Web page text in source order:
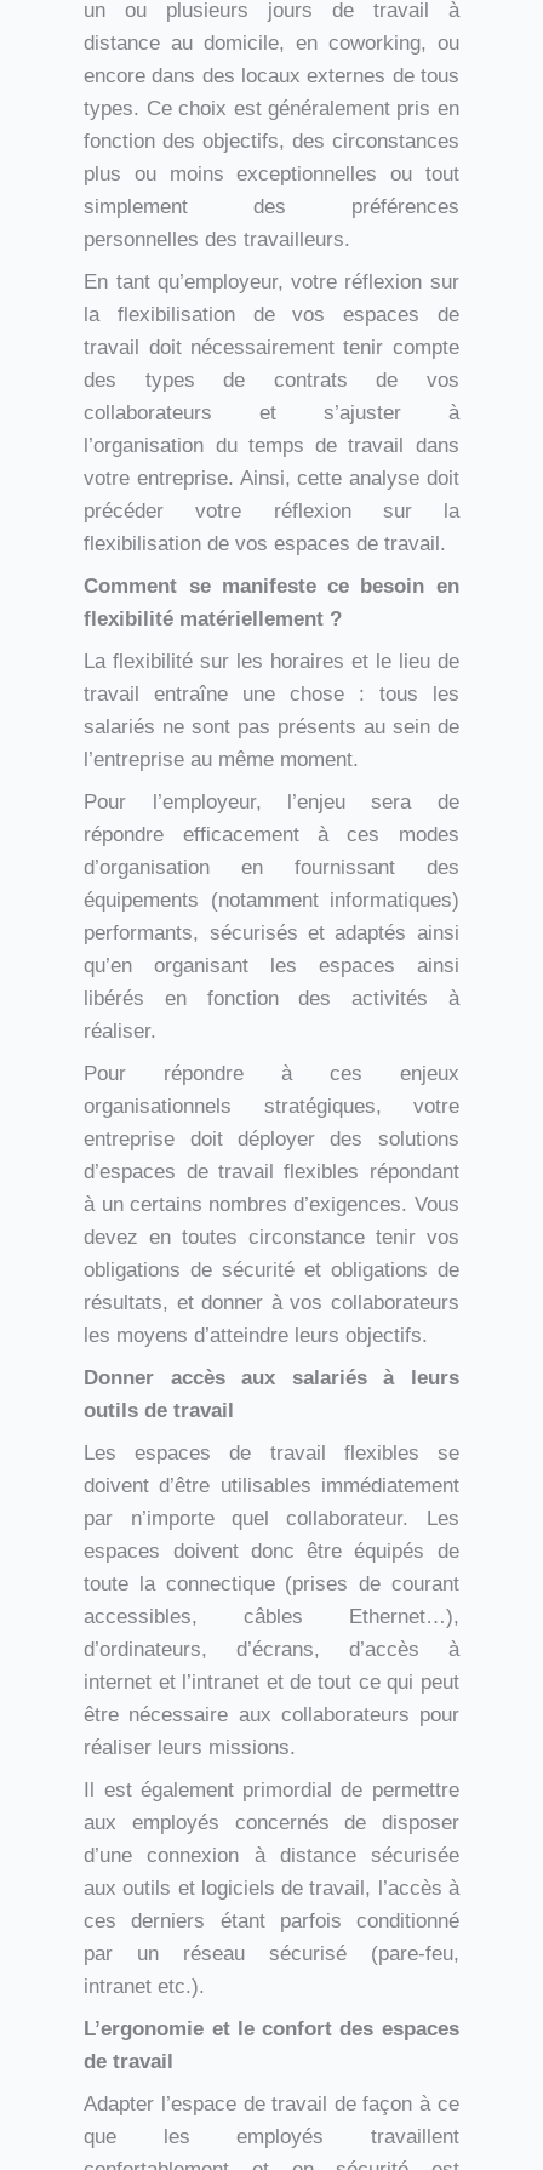
un ou plusieurs jours de travail à
distance au domicile, en coworking, ou
encore dans des locaux externes de tous
types. Ce choix est généralement pris en
fonction des objectifs, des circonstances
plus ou moins exceptionnelles ou tout
simplement des préférences
personnelles des travailleurs.
En tant qu’employeur, votre réflexion sur
la flexibilisation de vos espaces de
travail doit nécessairement tenir compte
des types de contrats de vos
collaborateurs et s’ajuster à
l’organisation du temps de travail dans
votre entreprise. Ainsi, cette analyse doit
précéder votre réflexion sur la
flexibilisation de vos espaces de travail.
Comment se manifeste ce besoin en
flexibilité matériellement ?
La flexibilité sur les horaires et le lieu de
travail entraîne une chose : tous les
salariés ne sont pas présents au sein de
l’entreprise au même moment.
Pour l’employeur, l’enjeu sera de
répondre efficacement à ces modes
d’organisation en fournissant des
équipements (notamment informatiques)
performants, sécurisés et adaptés ainsi
qu’en organisant les espaces ainsi
libérés en fonction des activités à
réaliser.
Pour répondre à ces enjeux
organisationnels stratégiques, votre
entreprise doit déployer des solutions
d’espaces de travail flexibles répondant
à un certains nombres d’exigences. Vous
devez en toutes circonstance tenir vos
obligations de sécurité et obligations de
résultats, et donner à vos collaborateurs
les moyens d’atteindre leurs objectifs.
Donner accès aux salariés à leurs
outils de travail
Les espaces de travail flexibles se
doivent d’être utilisables immédiatement
par n’importe quel collaborateur. Les
espaces doivent donc être équipés de
toute la connectique (prises de courant
accessibles, câbles Ethernet…),
d’ordinateurs, d’écrans, d’accès à
internet et l’intranet et de tout ce qui peut
être nécessaire aux collaborateurs pour
réaliser leurs missions.
Il est également primordial de permettre
aux employés concernés de disposer
d’une connexion à distance sécurisée
aux outils et logiciels de travail, l’accès à
ces derniers étant parfois conditionné
par un réseau sécurisé (pare-feu,
intranet etc.).
L’ergonomie et le confort des espaces
de travail
Adapter l’espace de travail de façon à ce
que les employés travaillent